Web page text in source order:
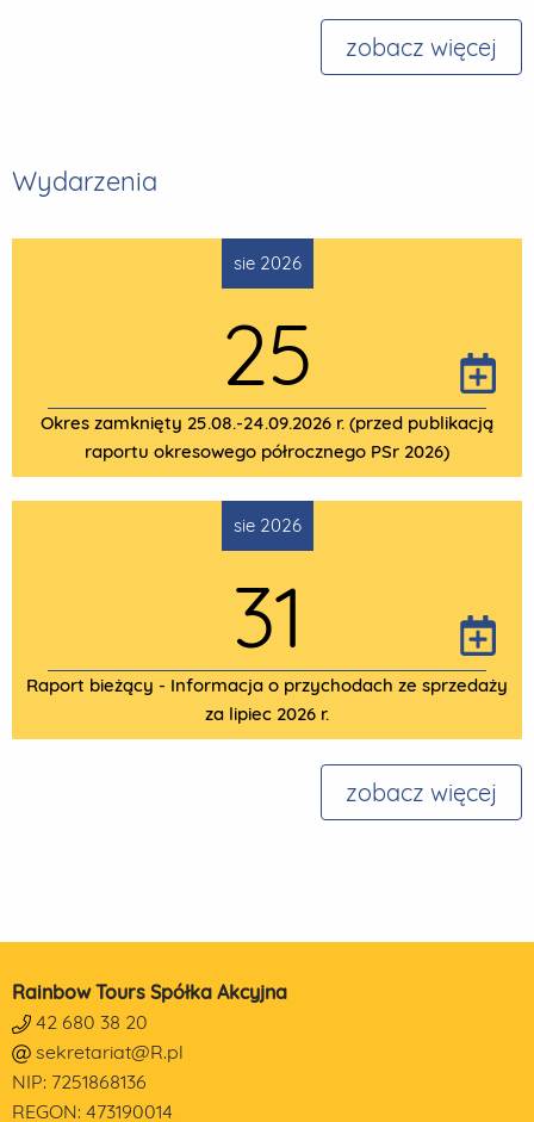
zobacz więcej
Wydarzenia
sie 2026
25
Okres zamknięty 25.08.-24.09.2026 r. (przed publikacją
raportu okresowego półrocznego PSr 2026)
sie 2026
31
Raport bieżący - Informacja o przychodach ze sprzedaży
za lipiec 2026 r.
zobacz więcej
Rainbow Tours Spółka Akcyjna
42 680 38 20
sekretariat@R.pl
NIP: 7251868136
REGON: 473190014